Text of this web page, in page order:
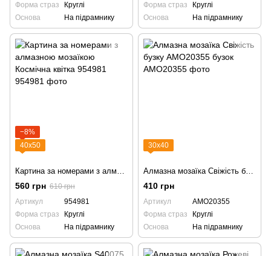
Форма страз
Круглі
Основа
На підрамнику
Форма страз
Круглі
Основа
На підрамнику
−8%
40х50
Картина за номерами з алмазною мозаїкою Космічна квітка 954981
560 грн 610 грн
Артикул
954981
Форма страз
Круглі
Основа
На підрамнику
30х40
Алмазна мозаїка Свіжість бузку AMO20355 бузок
410 грн
Артикул
AMO20355
Форма страз
Круглі
Основа
На підрамнику